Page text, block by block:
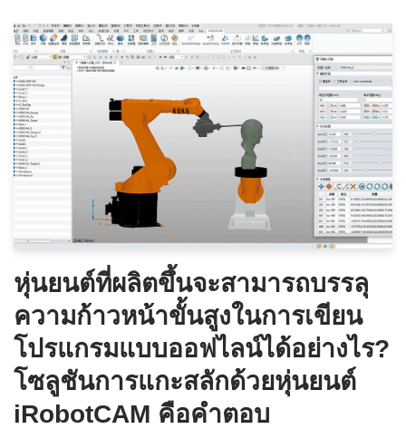
หุ่นยนต์ที่ผลิตขึ้นจะสามารถบรรลุ
ความก้าวหน้าขั้นสูงในการเขียน
โปรแกรมแบบออฟไลน์ได้อย่างไร?
โซลูชันการแกะสลักด้วยหุ่นยนต์
iRobotCAM คือคำตอบ